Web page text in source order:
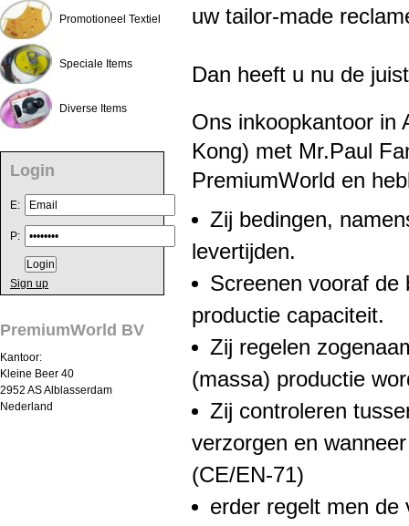
uw tailor-made
Dan heeft u nu de
Ons inkoopkantoor in
Kong) met Mr.Paul
PremiumWorld en
Zij bedingen,
levertijden.
Screenen vooraf de
productie capaciteit.
Zij regelen
(massa) productie
Zij controleren
verzorgen en
(CE/EN-71)
erder regelt men de
Promotioneel Textiel
Speciale Items
Diverse Items
Login
E:
P:
Sign up
PremiumWorld BV
Kantoor:
Kleine Beer 40
2952 AS Alblasserdam
Nederland